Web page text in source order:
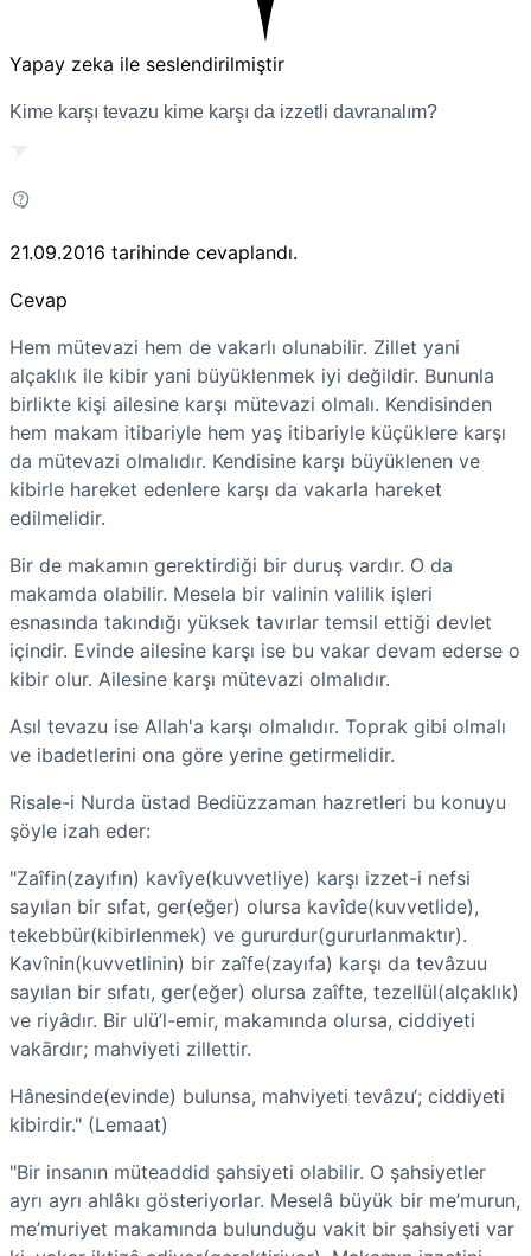
Yapay zeka ile seslendirilmiştir
Kime karşı tevazu kime karşı da izzetli davranalım?
21.09.2016 tarihinde cevaplandı.
Cevap
Hem mütevazi hem de vakarlı olunabilir. Zillet yani
alçaklık ile kibir yani büyüklenmek iyi değildir. Bununla
birlikte kişi ailesine karşı mütevazi olmalı. Kendisinden
hem makam itibariyle hem yaş itibariyle küçüklere karşı
da mütevazi olmalıdır. Kendisine karşı büyüklenen ve
kibirle hareket edenlere karşı da vakarla hareket
edilmelidir.
Bir de makamın gerektirdiği bir duruş vardır. O da
makamda olabilir. Mesela bir valinin valilik işleri
esnasında takındığı yüksek tavırlar temsil ettiği devlet
içindir. Evinde ailesine karşı ise bu vakar devam ederse o
kibir olur. Ailesine karşı mütevazi olmalıdır.
Asıl tevazu ise Allah'a karşı olmalıdır. Toprak gibi olmalı
ve ibadetlerini ona göre yerine getirmelidir.
Risale-i Nurda üstad Bediüzzaman hazretleri bu konuyu
şöyle izah eder:
"Zaîfin(zayıfın) kavîye(kuvvetliye) karşı izzet-i nefsi
sayılan bir sıfat, ger(eğer) olursa kavîde(kuvvetlide),
tekebbür(kibirlenmek) ve gururdur(gururlanmaktır).
Kavînin(kuvvetlinin) bir zaîfe(zayıfa) karşı da tevâzuu
sayılan bir sıfatı, ger(eğer) olursa zaîfte, tezellül(alçaklık)
ve riyâdır. Bir ulü’l-emir, makamında olursa, ciddiyeti
vakārdır; mahviyeti zillettir.
Hânesinde(evinde) bulunsa, mahviyeti tevâzu‘; ciddiyeti
kibirdir." (Lemaat)
"Bir insanın müteaddid şahsiyeti olabilir. O şahsiyetler
ayrı ayrı ahlâkı gösteriyorlar. Meselâ büyük bir me’murun,
me’muriyet makamında bulunduğu vakit bir şahsiyeti var